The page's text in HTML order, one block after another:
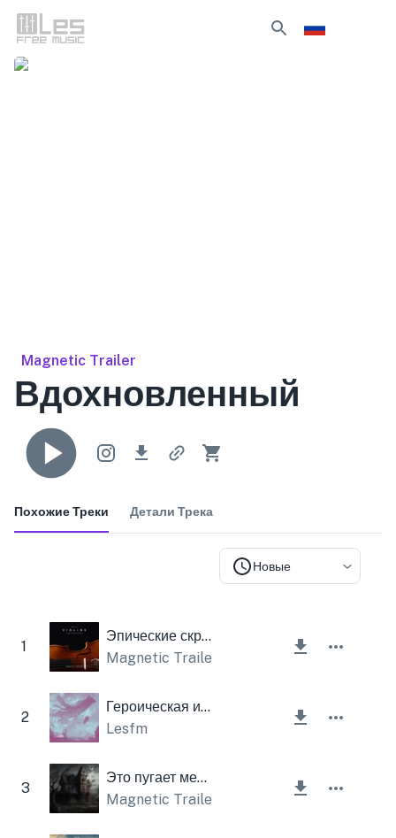
Magnetic Trailer
Вдохновленный
Похожие Треки Детали Трека
Новые
1
Эпические скрипки (оркестровые)
Magnetic Trailer
2
Героическая история (вдохновляющая тема)
Lesfm
3
Это пугает меня
Magnetic Trailer